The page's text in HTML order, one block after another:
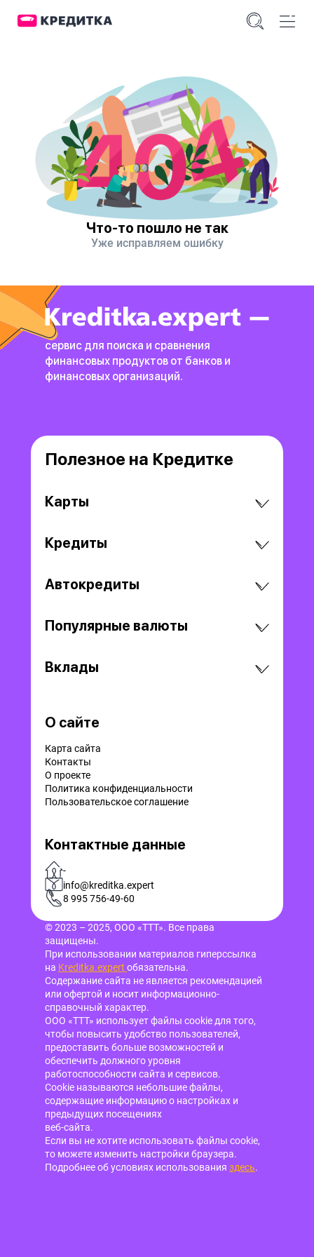
Что-то пошло не так
Уже исправляем ошибку
сервис для поиска и сравнения
финансовых продуктов от банков и
финансовых организаций.
Полезное на Кредитке
Карты
Кредиты
Автокредиты
Популярные валюты
Вклады
О сайте
Карта сайта
Контакты
О проекте
Политика конфиденциальности
Пользовательское соглашение
Контактные данные
-
info@kreditka.expert
8 995 756-49-60
© 2023 – 2025, ООО «ТТТ». Все права
защищены.
При использовании материалов гиперссылка
на Kreditka.expert обязательна.
Содержание сайта не является рекомендацией
или офертой и носит информационно-
справочный характер.
ООО «ТТТ» использует файлы cookie для того,
чтобы повысить удобство пользователей,
предоставить больше возможностей и
обеспечить должного уровня
работоспособности сайта и сервисов.
Cookie называются небольшие файлы,
содержащие информацию о настройках и
предыдущих посещениях
веб-сайта.
Если вы не хотите использовать файлы cookie,
то можете изменить настройки браузера.
Подробнее об условиях использования здесь.